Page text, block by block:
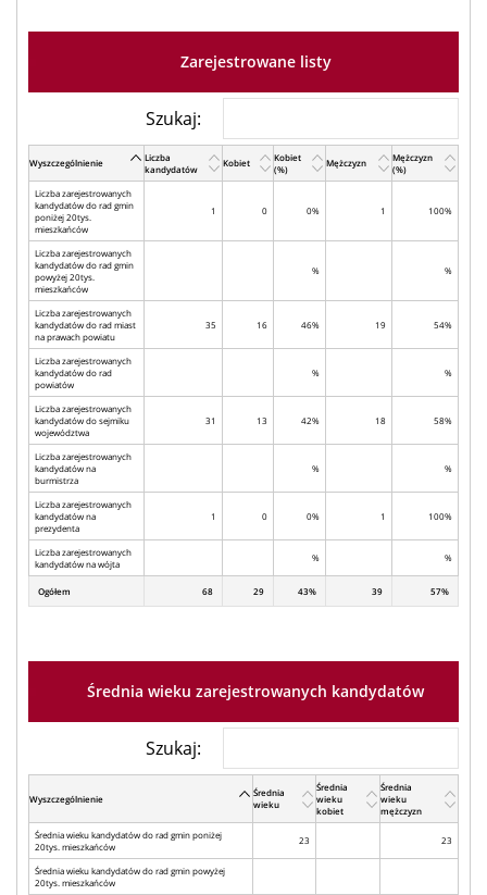
Zarejestrowane listy
Szukaj:
Wyszczególnienie
Liczba
kandydatów
Kobiet
Kobiet
(%)
Mężczyzn
Mężczyzn
(%)
Liczba zarejestrowanych
kandydatów do rad gmin
poniżej 20tys.
mieszkańców
1 0 0% 1 100%
Liczba zarejestrowanych
kandydatów do rad gmin
powyżej 20tys.
mieszkańców
% %
Liczba zarejestrowanych
kandydatów do rad miast
na prawach powiatu
35 16 46% 19 54%
Liczba zarejestrowanych
kandydatów do rad
powiatów
% %
Liczba zarejestrowanych
kandydatów do sejmiku
województwa
31 13 42% 18 58%
Liczba zarejestrowanych
kandydatów na
burmistrza
% %
Liczba zarejestrowanych
kandydatów na
prezydenta
1 0 0% 1 100%
Liczba zarejestrowanych
kandydatów na wójta
% %
Ogółem 68 29 43% 39 57%
Średnia wieku zarejestrowanych kandydatów
Szukaj:
Wyszczególnienie
Średnia
wieku
Średnia
wieku
kobiet
Średnia
wieku
mężczyzn
Średnia wieku kandydatów do rad gmin poniżej
20tys. mieszkańców
23 23
Średnia wieku kandydatów do rad gmin powyżej
20tys. mieszkańców